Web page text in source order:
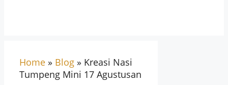
Home » Blog » Kreasi Nasi
Tumpeng Mini 17 Agustusan